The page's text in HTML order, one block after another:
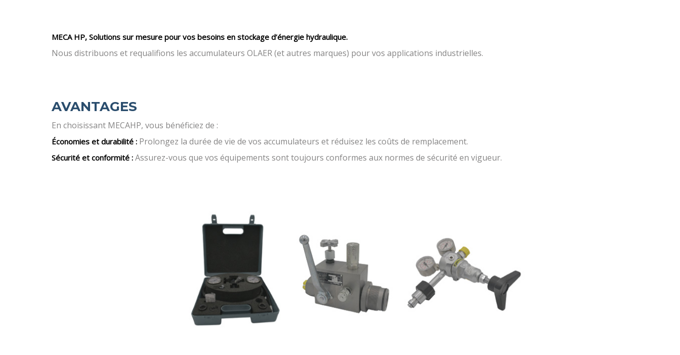
MECA HP, Solutions sur mesure pour vos besoins en stockage d’énergie hydraulique.
Nous distribuons et requalifions les accumulateurs OLAER (et autres marques) pour vos applications industrielles.
AVANTAGES
En choisissant MECAHP, vous bénéficiez de :
Économies et durabilité : Prolongez la durée de vie de vos accumulateurs et réduisez les coûts de remplacement.
Sécurité et conformité : Assurez-vous que vos équipements sont toujours conformes aux normes de sécurité en vigueur.